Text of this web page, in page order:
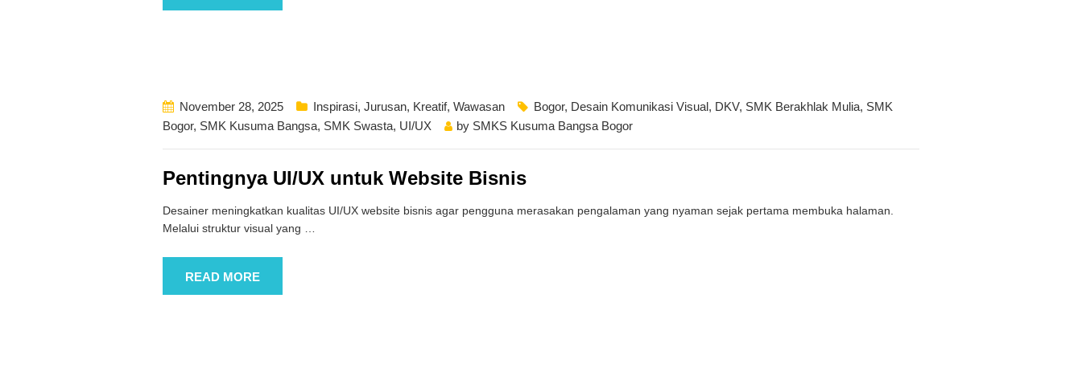
November 28, 2025 Inspirasi, Jurusan, Kreatif, Wawasan Bogor, Desain Komunikasi Visual, DKV, SMK Berakhlak Mulia, SMK
Bogor, SMK Kusuma Bangsa, SMK Swasta, UI/UX by SMKS Kusuma Bangsa Bogor
Pentingnya UI/UX untuk Website Bisnis
Desainer meningkatkan kualitas UI/UX website bisnis agar pengguna merasakan pengalaman yang nyaman sejak pertama membuka halaman.
Melalui struktur visual yang
READ MORE